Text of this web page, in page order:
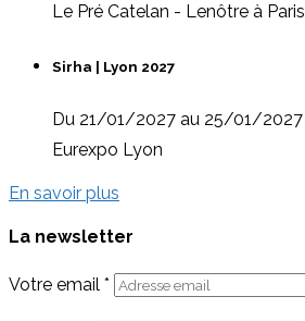
Le Pré Catelan - Lenôtre à Paris
Sirha | Lyon 2027
Du 21/01/2027 au 25/01/2027
Eurexpo Lyon
En savoir plus
La newsletter
Votre email *